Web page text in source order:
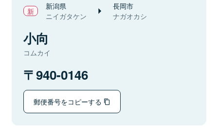
新潟県
ニイガタケン
長岡市
ナガオカシ
小向
コムカイ
940-0146
郵便番号をコピーする